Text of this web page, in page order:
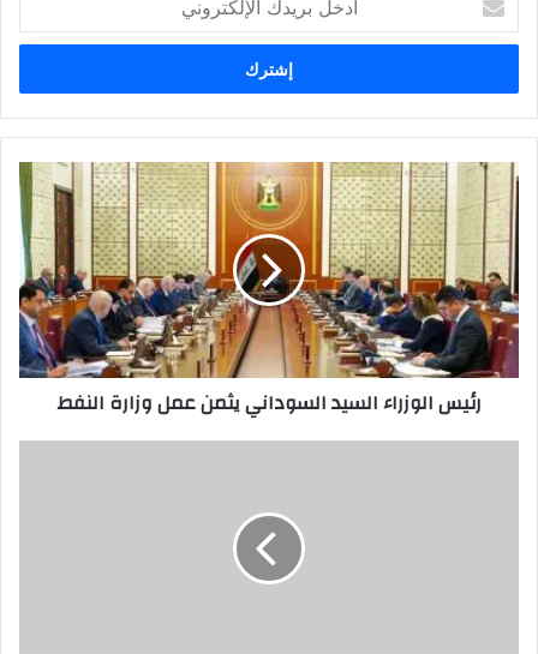
بريدك
الإلكتروني
رئيس
الوزراء
السيد
السوداني
يثمن
عمل
وزارة
النفط
رئيس الوزراء السيد السوداني يثمن عمل وزارة النفط